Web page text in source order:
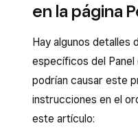
en la página
Hay algunos detalles
específicos del
podrían causar este
instrucciones en el
este artículo: